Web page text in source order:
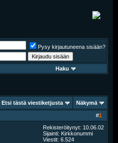
Pysy kirjautuneena sisään?
Haku
Etsi tästä viestiketjusta Näkymä
#1
Rekisteröitynyt: 10.06.02
Sijainti: Kirkkonummi
Viestit: 6.524